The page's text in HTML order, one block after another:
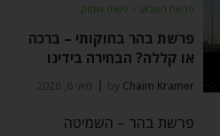
פרשת השבוע ⬦ פשוט ועמוק
פרשת בהר בחוקותי – ברכה
או קללה? הבחירה בידינו
by Chaim Kramer מאי 6, 2026
פרשת בהר – השמיטה